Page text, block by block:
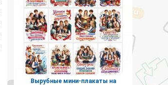
Вырубные мини-плакаты на